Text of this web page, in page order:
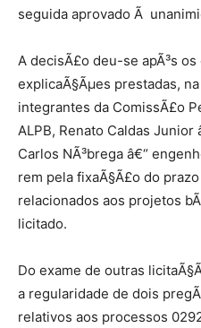
seguida aprovado Ã
A decisÃ£o deu-se apÃ³s
explicaÃ§Ãµes prestadas,
integrantes da ComissÃ£o
ALPB, Renato Caldas
Carlos NÃ³brega â€“
rem pela fixaÃ§Ã£o do
relacionados aos projetos
licitado.
Do exame de outras
a regularidade de dois
relativos aos processos